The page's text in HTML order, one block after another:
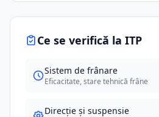
Ce se verifică la ITP
Sistem de frânare
Eficacitate, stare tehnică frâne
Direcție și suspensie